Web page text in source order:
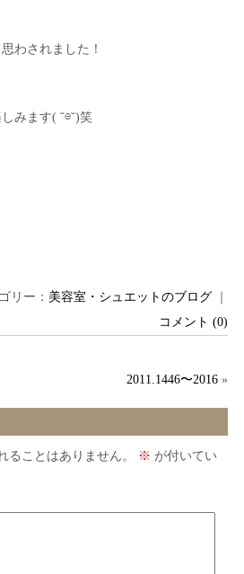
わされました！
みます( ˘⊖˘)笑
リー： 美容室・シュエットのブログ
コメント (0)
2011.1446〜2016 »
ることはありません。 ※ が付いてい